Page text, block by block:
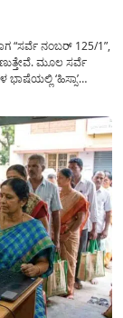
“ಸರ್ವೆ ನಂಬರ್ 125/1”,
ಮೂಲ ಸರ್ವೆ
‘ಹಿಸ್ಸಾ’